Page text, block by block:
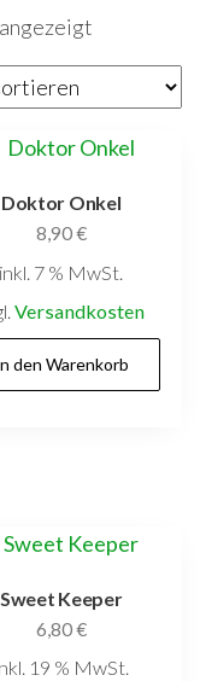
Aktualität
Doktor Onkel
8,90€
inkl. 7 % MwSt.
Versandkosten
den Warenkorb
Sweet Keeper
6,80€
19 % MwSt.